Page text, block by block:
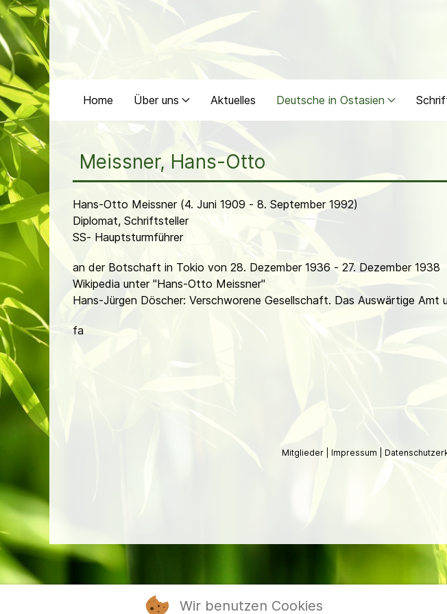
Home Über uns Aktuelles Deutsche in Ostasien
Meissner, Hans-Otto
Hans-Otto Meissner (4. Juni 1909 - 8. September 1992)
Diplomat, Schriftsteller
SS- Hauptsturmführer
an der Botschaft in Tokio von 28. Dezember 1936 - 27. Dezember 1938
Wikipedia unter "Hans-Otto Meissner"
Hans-Jürgen Döscher: Verschworene Gesellschaft. Das Auswärtige
fa
Mitglieder Impressum
Wir benutzen Cookies